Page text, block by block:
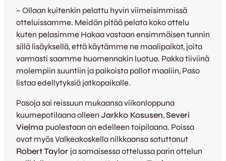
– Ollaan kuitenkin pelattu hyvin viimeisimmissä
otteluissamme. Meidän pitää pelata koko ottelu
kuten pelasimme Hakaa vastaan ensimmäisen tunnin
sillä lisäyksellä, että käytämme ne maalipaikat, joita
varmasti saamme huomennakin luotua. Pakka tiiviinä
molempiin suuntiin ja paikoista pallot maaliin, Paso
listaa edellytyksiä jatkopaikalle.
Pasoja sai reissuun mukaansa viikonloppuna
kuumepotilaana olleen Jarkko Kosusen,Severi
Vielma puolestaan on edelleen toipilaana. Poissa
ovat myös Valkeakoskella nilkkaansa satuttanut
Robert Taylor ja samaisessa ottelussa parin ottelun